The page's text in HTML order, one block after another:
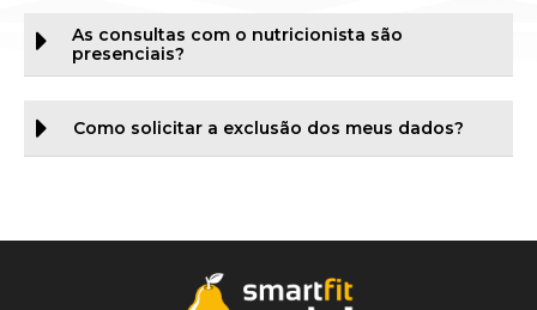
As consultas com o nutricionista são
presenciais?
Como solicitar a exclusão dos meus dados?